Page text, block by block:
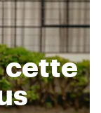
cette